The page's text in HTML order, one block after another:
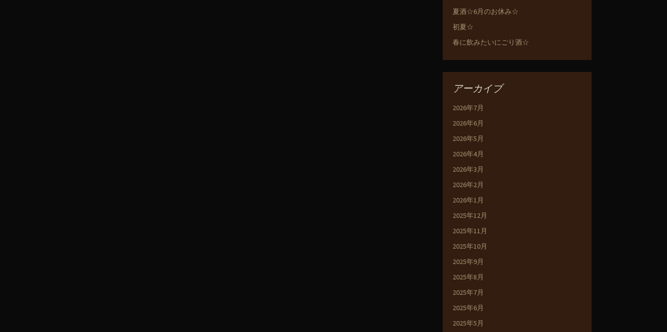
夏酒☆6月のお休み☆
初夏☆
春に飲みたいにごり酒☆
アーカイブ
2026年7月
2026年6月
2026年5月
2026年4月
2026年3月
2026年2月
2026年1月
2025年12月
2025年11月
2025年10月
2025年9月
2025年8月
2025年7月
2025年6月
2025年5月